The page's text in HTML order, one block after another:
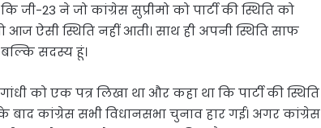
जी-23 ने जो कांग्रेस सुप्रीमो को पार्टी की स्थिति को
आज ऐसी स्थिति नहीं आती। साथ ही अपनी स्थिति साफ
सदस्य हूं।
को एक पत्र लिखा था और कहा था कि पार्टी की स्थिति
बाद कांग्रेस सभी विधानसभा चुनाव हार गई। अगर कांग्रेस